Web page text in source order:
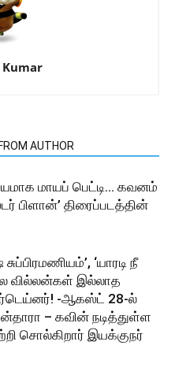
Kumar
AUTHOR
மாயப் பெட்டி… கவனம்
பிளான்’ திரைப்படத்தின்
‘யாரடி நீ
வில்லன்கள் இல்லாத
-ஆகஸ்ட் 28-ல்
– கவின் நடித்துள்ள
சொல்கிறார் இயக்குநர்